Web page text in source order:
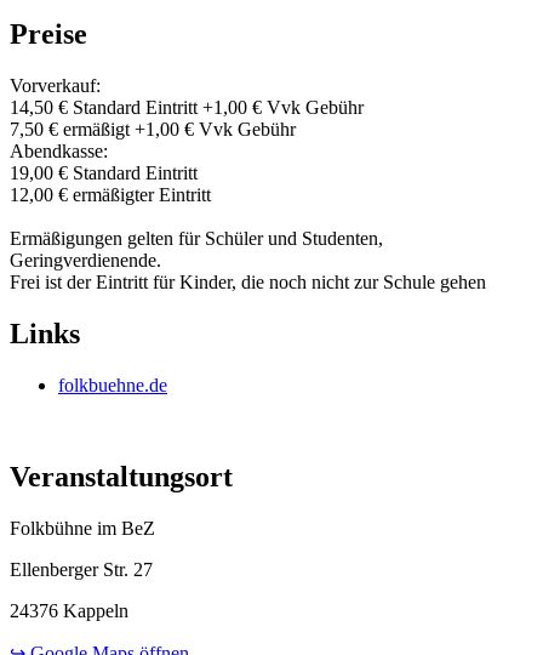
Preise
Vorverkauf:
14,50 € Standard Eintritt +1,00 € Vvk Gebühr
7,50 € ermäßigt +1,00 € Vvk Gebühr
Abendkasse:
19,00 € Standard Eintritt
12,00 € ermäßigter Eintritt
Ermäßigungen gelten für Schüler und Studenten,
Geringverdienende.
Frei ist der Eintritt für Kinder, die noch nicht zur Schule gehen
Links
folkbuehne.de
Veranstaltungsort
Folkbühne im BeZ
Ellenberger Str. 27
24376 Kappeln